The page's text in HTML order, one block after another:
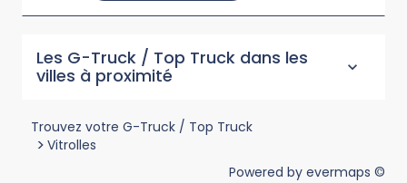
Les G-Truck / Top Truck dans les
villes à proximité
Trouvez votre G-Truck / Top Truck
> Vitrolles
Powered by evermaps ©